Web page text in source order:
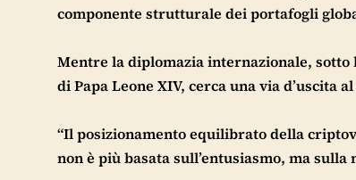
componente strutturale dei portafogli
Mentre la diplomazia internazionale, sotto
di Papa Leone XIV, cerca una via
“Il posizionamento equilibrato della
non è più basata sull’entusiasmo, ma